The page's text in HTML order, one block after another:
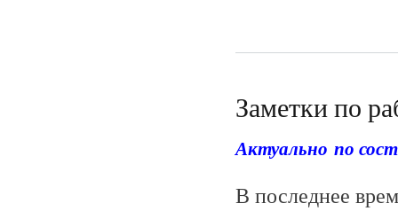
Заметки по
Актуально по
В последнее